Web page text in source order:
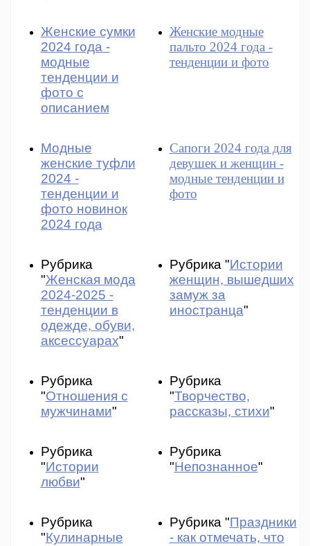
Женские сумки
2024 года -
модные
тенденции и
фото с
описанием
Женские модные
пальто 2024 года -
тенденции и фото
Модные
женские туфли
2024 -
тенденции и
фото новинок
2024 года
Сапоги 2024 года для
девушек и женщин -
модные тенденции и
фото
Рубрика
"Женская мода
2024-2025 -
тенденции в
одежде, обуви,
аксессуарах"
Рубрика "Истории
женщин, вышедших
замуж за
иностранца"
Рубрика
"Отношения с
мужчинами"
Рубрика
"Творчество,
рассказы, стихи"
Рубрика
"Истории
любви"
Рубрика
"Непознанное"
Рубрика
"Кулинарные
Рубрика "Праздники
- как отмечать, что